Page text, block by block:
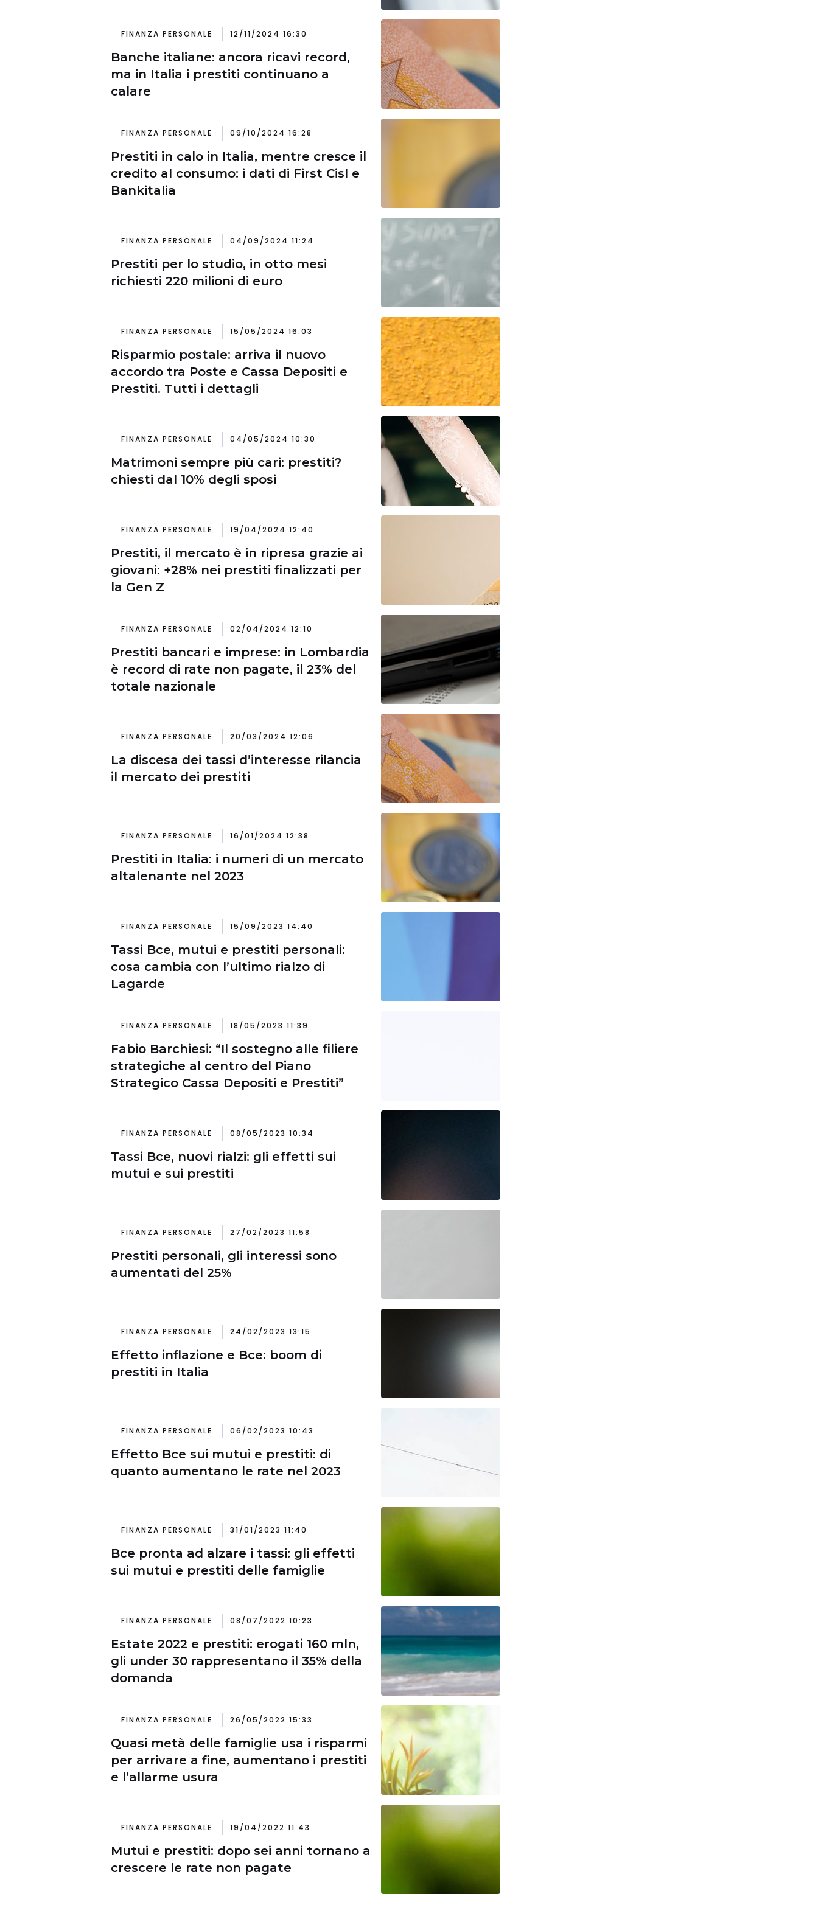
FINANZA PERSONALE 12/11/2024 16:30
Banche italiane: ancora ricavi record,
ma in Italia i prestiti continuano a
calare
FINANZA PERSONALE 09/10/2024 16:28
Prestiti in calo in Italia, mentre cresce il
credito al consumo: i dati di First Cisl e
Bankitalia
FINANZA PERSONALE 04/09/2024 11:24
Prestiti per lo studio, in otto mesi
richiesti 220 milioni di euro
FINANZA PERSONALE 15/05/2024 16:03
Risparmio postale: arriva il nuovo
accordo tra Poste e Cassa Depositi e
Prestiti. Tutti i dettagli
FINANZA PERSONALE 04/05/2024 10:30
Matrimoni sempre più cari: prestiti?
chiesti dal 10% degli sposi
FINANZA PERSONALE 19/04/2024 12:40
Prestiti, il mercato è in ripresa grazie ai
giovani: +28% nei prestiti finalizzati per
la Gen Z
FINANZA PERSONALE 02/04/2024 12:10
Prestiti bancari e imprese: in Lombardia
è record di rate non pagate, il 23% del
totale nazionale
FINANZA PERSONALE 20/03/2024 12:06
La discesa dei tassi d’interesse rilancia
il mercato dei prestiti
FINANZA PERSONALE 16/01/2024 12:38
Prestiti in Italia: i numeri di un mercato
altalenante nel 2023
FINANZA PERSONALE 15/09/2023 14:40
Tassi Bce, mutui e prestiti personali:
cosa cambia con l’ultimo rialzo di
Lagarde
FINANZA PERSONALE 18/05/2023 11:39
Fabio Barchiesi: “Il sostegno alle filiere
strategiche al centro del Piano
Strategico Cassa Depositi e Prestiti”
FINANZA PERSONALE 08/05/2023 10:34
Tassi Bce, nuovi rialzi: gli effetti sui
mutui e sui prestiti
FINANZA PERSONALE 27/02/2023 11:58
Prestiti personali, gli interessi sono
aumentati del 25%
FINANZA PERSONALE 24/02/2023 13:15
Effetto inflazione e Bce: boom di
prestiti in Italia
FINANZA PERSONALE 06/02/2023 10:43
Effetto Bce sui mutui e prestiti: di
quanto aumentano le rate nel 2023
FINANZA PERSONALE 31/01/2023 11:40
Bce pronta ad alzare i tassi: gli effetti
sui mutui e prestiti delle famiglie
FINANZA PERSONALE 08/07/2022 10:23
Estate 2022 e prestiti: erogati 160 mln,
gli under 30 rappresentano il 35% della
domanda
FINANZA PERSONALE 26/05/2022 15:33
Quasi metà delle famiglie usa i risparmi
per arrivare a fine, aumentano i prestiti
e l’allarme usura
FINANZA PERSONALE 19/04/2022 11:43
Mutui e prestiti: dopo sei anni tornano a
crescere le rate non pagate